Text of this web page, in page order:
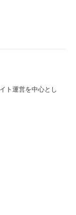
ト運営を中心とし